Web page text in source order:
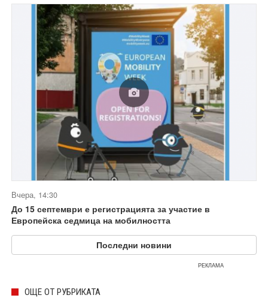
Вчера, 14:30
До 15 септември е регистрацията за участие в
Европейска седмица на мобилността
Последни новини
РЕКЛАМА
ОЩЕ ОТ РУБРИКАТА